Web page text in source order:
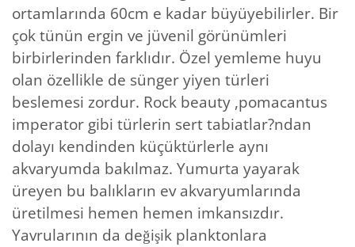
ortamlarında 60cm e kadar büyüyebilirler. Bir
çok tünün ergin ve jüvenil görünümleri
birbirlerinden farklıdır. Özel yemleme huyu
olan özellikle de sünger yiyen türleri
beslemesi zordur. Rock beauty ,pomacantus
imperator gibi türlerin sert tabiatlar?ndan
dolayı kendinden küçüktürlerle aynı
akvaryumda bakılmaz. Yumurta yayarak
üreyen bu balıkların ev akvaryumlarında
üretilmesi hemen hemen imkansızdır.
Yavrularının da değişik planktonlara